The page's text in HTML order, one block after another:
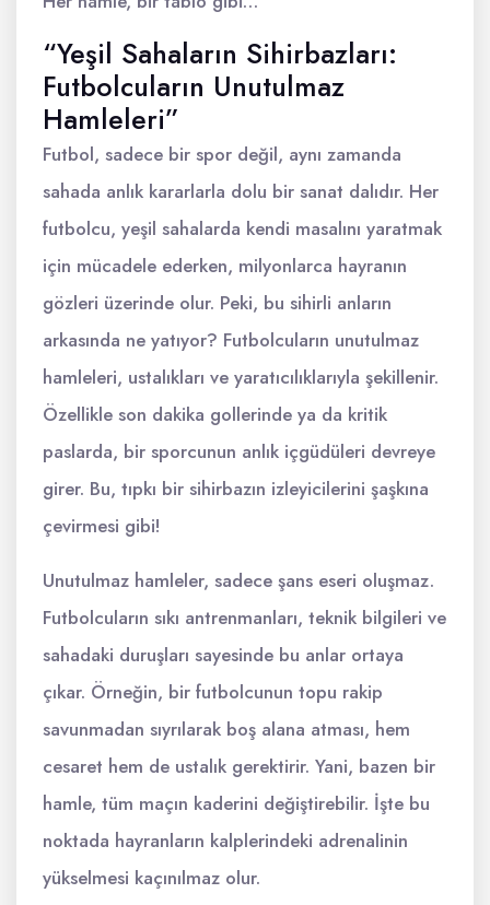
“Yeşil Sahaların Sihirbazları:
Futbolcuların Unutulmaz
Hamleleri”
Futbol, sadece bir spor değil, aynı zamanda
sahada anlık kararlarla dolu bir sanat dalıdır. Her
futbolcu, yeşil sahalarda kendi masalını yaratmak
için mücadele ederken, milyonlarca hayranın
gözleri üzerinde olur. Peki, bu sihirli anların
arkasında ne yatıyor? Futbolcuların unutulmaz
hamleleri, ustalıkları ve yaratıcılıklarıyla şekillenir.
Özellikle son dakika gollerinde ya da kritik
paslarda, bir sporcunun anlık içgüdüleri devreye
girer. Bu, tıpkı bir sihirbazın izleyicilerini şaşkına
çevirmesi gibi!
Unutulmaz hamleler, sadece şans eseri oluşmaz.
Futbolcuların sıkı antrenmanları, teknik bilgileri ve
sahadaki duruşları sayesinde bu anlar ortaya
çıkar. Örneğin, bir futbolcunun topu rakip
savunmadan sıyrılarak boş alana atması, hem
cesaret hem de ustalık gerektirir. Yani, bazen bir
hamle, tüm maçın kaderini değiştirebilir. İşte bu
noktada hayranların kalplerindeki adrenalinin
yükselmesi kaçınılmaz olur.